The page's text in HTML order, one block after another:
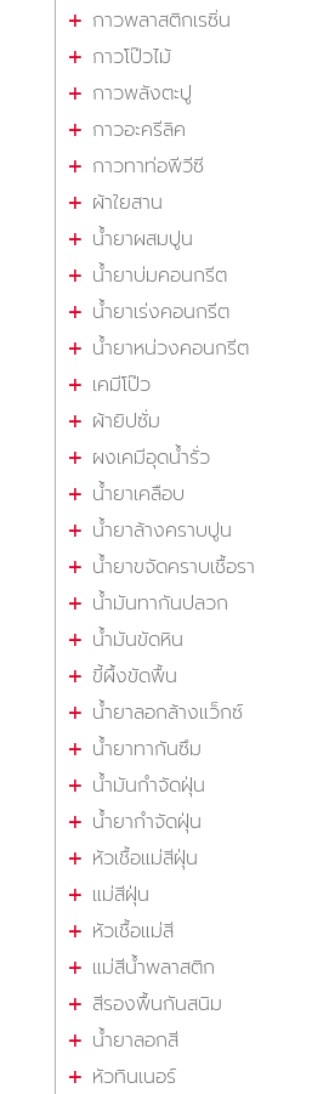
กาวพลาสติกเรซิ่น
กาวโป๊วไม้
กาวพลังตะปู
กาวอะครีลิค
กาวทาท่อพีวีซี
ผ้าใยสาน
น้ำยาผสมปูน
น้ำยาบ่มคอนกรีต
น้ำยาเร่งคอนกรีต
น้ำยาหน่วงคอนกรีต
เคมีโป๊ว
ผ้ายิปซั่ม
ผงเคมีอุดน้ำรั่ว
น้ำยาเคลือบ
น้ำยาล้างคราบปูน
น้ำยาขจัดคราบเชื้อรา
น้ำมันทากันปลวก
น้ำมันขัดหิน
ขี้ผึ้งขัดพื้น
น้ำยาลอกล้างแว็กซ์
น้ำยาทากันซึม
น้ำมันกำจัดฝุ่น
น้ำยากำจัดฝุ่น
หัวเชื้อแม่สีฝุ่น
แม่สีฝุ่น
หัวเชื้อแม่สี
แม่สีน้ำพลาสติก
สีรองพื้นกันสนิม
น้ำยาลอกสี
หัวทินเนอร์